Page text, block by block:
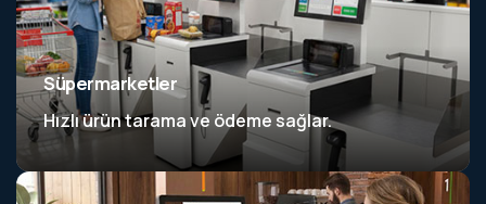
Süpermarketler
Hızlı ürün tarama ve ödeme sağlar.